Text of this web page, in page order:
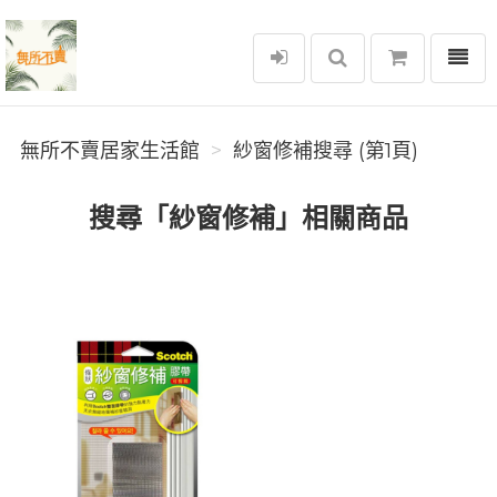
無所不賣居家生活館
選單
無所不賣居家生活館 紗窗修補搜尋 (第1頁)
搜尋「紗窗修補」相關商品